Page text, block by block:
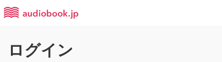
ログイン